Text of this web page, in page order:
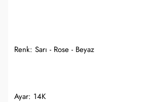
Renk: Sarı - Rose - Beyaz
Ayar: 14K